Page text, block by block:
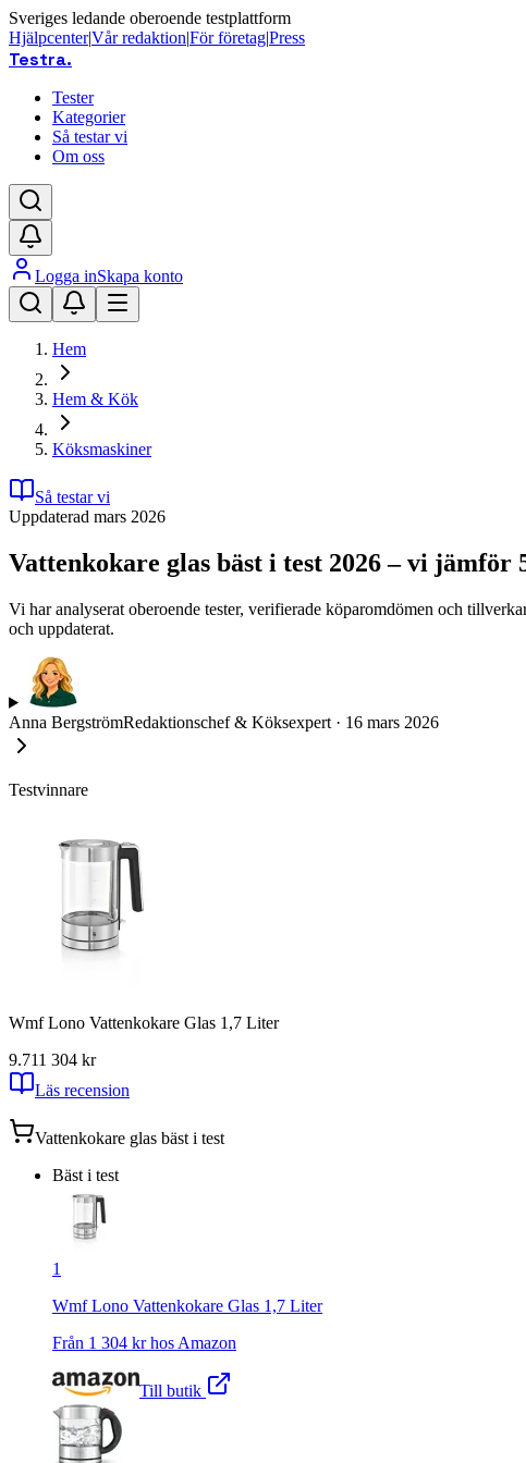
Sveriges ledande oberoende testplattform
Hjälpcenter|Vår redaktion|För företag|Press
Testra.
Tester
Kategorier
Så testar vi
Om oss
Logga inSkapa konto
Hem
Hem & Kök
Köksmaskiner
Så testar vi
Uppdaterad mars 2026
Vattenkokare glas bäst i test 2026 – vi
Vi har analyserat oberoende tester, verifierade köparomdömen och
och uppdaterat.
Anna BergströmRedaktionschef & Köksexpert · 16 mars 2026
Testvinnare
Wmf Lono Vattenkokare Glas 1,7 Liter
9.711 304 kr
Läs recension
Vattenkokare glas bäst i test
Bäst i test
1
Wmf Lono Vattenkokare Glas 1,7 Liter
Från 1 304 kr hos Amazon
Till butik